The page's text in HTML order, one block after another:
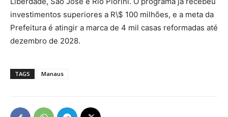
investimentos superiores a R\$ 100 milhões, e a meta da
Prefeitura é atingir a marca de 4 mil casas reformadas até
dezembro de 2028.
TAGS Manaus